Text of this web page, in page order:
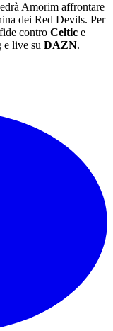
Amorim affrontare
dei Red Devils. Per
contro Celtic e
e live su DAZN.